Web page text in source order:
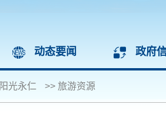
动态要闻 政府
阳光永仁 >> 旅游资源